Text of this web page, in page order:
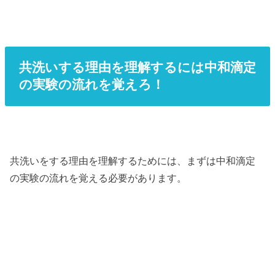
共洗いする理由を理解するには中和滴定
の実験の流れを覚えろ！
共洗いをする理由を理解するためには、まずは中和滴定
の実験の流れを覚える必要があります。